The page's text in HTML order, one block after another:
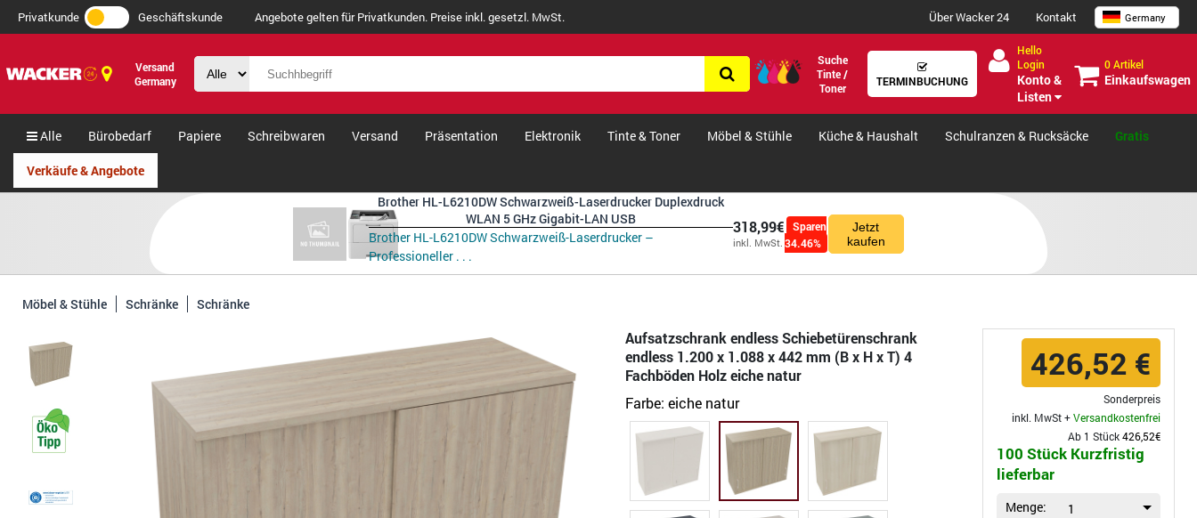
Privatkunde Geschäftskunde Angebote gelten für Privatkunden. Preise inkl. gesetzl. MwSt. Über Wacker 24 Kontakt Germany
Versand
Germany
Suche
Tinte /
Toner
TERMINBUCHUNG
Hello
Login
Konto &
Listen
0 Artikel
Einkaufswagen
Alle Bürobedarf Papiere Schreibwaren Versand Präsentation Elektronik Tinte & Toner Möbel & Stühle Küche & Haushalt Schulranzen & Rucksäcke Gratis
Verkäufe & Angebote
Brother HL-L6210DW Schwarzweiß-Laserdrucker Duplexdruck
WLAN 5 GHz Gigabit-LAN USB
Brother HL-L6210DW Schwarzweiß-Laserdrucker –
Professioneller . . .
318,99€
inkl. MwSt.
Sparen
34.46%
Jetzt
kaufen
Möbel & Stühle Schränke Schränke
Aufsatzschrank endless Schiebetürenschrank
endless 1.200 x 1.088 x 442 mm (B x H x T) 4
Fachböden Holz eiche natur
Farbe: eiche natur
426,52 €
Sonderpreis
inkl. MwSt +Versandkostenfrei
Ab 1 Stück426,52€
100 Stück Kurzfristig
lieferbar
Menge: 1